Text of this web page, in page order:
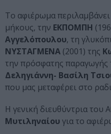
Το αφιέρωμα περιλαμβάνει
μήκους, την ΕΚΠΟΜΠΗ
Αγγελόπουλου, τη
ΝΥΣΤΑΓΜΕΝΑ (2001) της
την πρόσφατης παραγωγής
Δεληγιάννη- Βασίλη
που μας μεταφέρει στο
Η γενική διευθύντρια του
Μυτιληναίου για το